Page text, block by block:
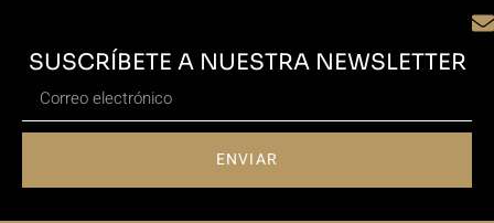
SUSCRÍBETE A NUESTRA NEWSLETTER
ENVIAR